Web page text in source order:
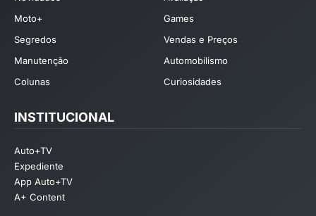
Moto+
Games
Segredos
Vendas e Preços
Manutenção
Automobilismo
Colunas
Curiosidades
INSTITUCIONAL
Auto+TV
Expediente
App Auto+TV
A+ Content